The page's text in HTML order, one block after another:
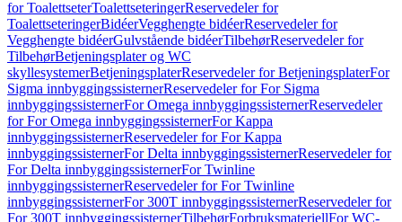
for ToalettseterToalettseteringerReservedeler for
ToalettseteringerBidéerVegghengte bidéerReservedeler for
Vegghengte bidéerGulvstående bidéerTilbehørReservedeler for
TilbehørBetjeningsplater og WC
skyllesystemerBetjeningsplaterReservedeler for BetjeningsplaterFor
Sigma innbyggingssisternerReservedeler for For Sigma
innbyggingssisternerFor Omega innbyggingssisternerReservedeler
for For Omega innbyggingssisternerFor Kappa
innbyggingssisternerReservedeler for For Kappa
innbyggingssisternerFor Delta innbyggingssisternerReservedeler for
For Delta innbyggingssisternerFor Twinline
innbyggingssisternerReservedeler for For Twinline
innbyggingssisternerFor 300T innbyggingssisternerReservedeler for
For 300T innbyggingssisternerTilbehørForbruksmateriellFor WC-